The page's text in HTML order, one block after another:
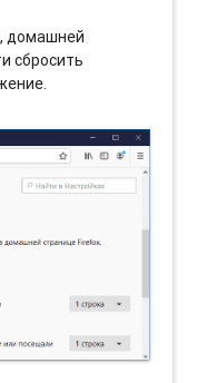
домашней
сбросить